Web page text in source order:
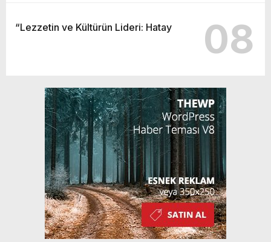
“Lezzetin ve Kültürün Lideri: Hatay 08